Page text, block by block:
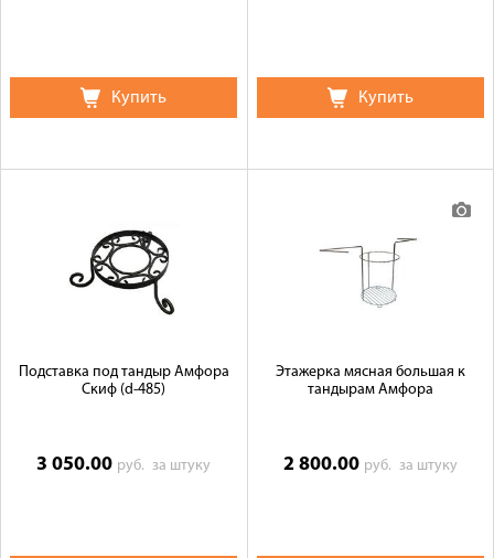
Купить Купить
Подставка под тандыр Амфора
Скиф (d-485)
3 050.00 руб.за штуку
Этажерка мясная большая к
тандырам Амфора
2 800.00 руб. за штуку